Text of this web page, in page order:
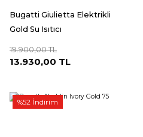
Bugatti Giulietta Elektrikli
Gold Su Isıtıcı
19.900,00 TL
13.930,00 TL
%52 İndirim